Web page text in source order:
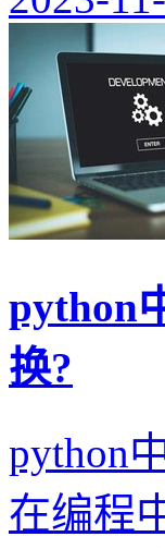
python
换?
python
在编程